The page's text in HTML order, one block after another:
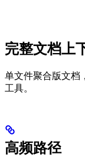
完整文档上
单文件聚合版文档
工具。
高频路径